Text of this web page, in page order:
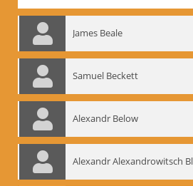
James Beale
Samuel Beckett
Alexandr Below
Alexandr Alexandrowitsch